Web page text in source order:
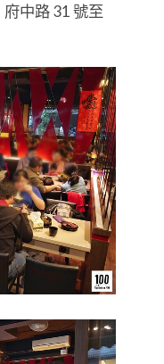
府中路 31 號至